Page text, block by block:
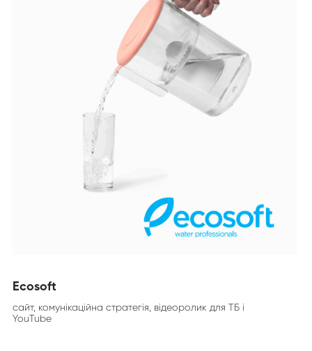
Ecosoft
сайт, комунікаційна стратегія, відеоролик для ТБ і
YouTube